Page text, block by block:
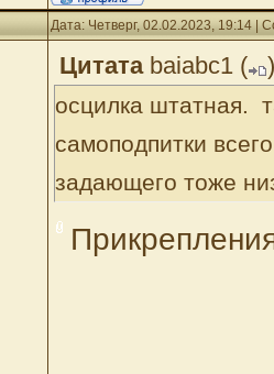
Дата: Четверг, 02.02.2023, 19:14 |
Цитата baiabc1 ( )
осцилка штатная.
самоподпитки
задающего тоже